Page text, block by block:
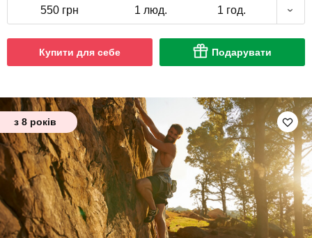
550 грн 1 люд. 1 год.
Купити для себе Подарувати
з 8 років